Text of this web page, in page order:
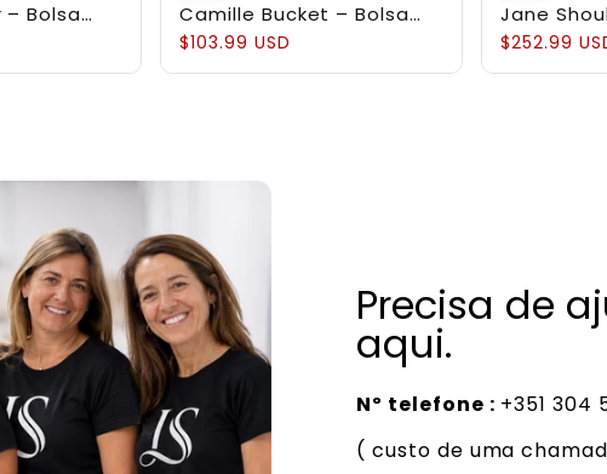
– Bolsa
Camille Bucket – Bolsa
Bucket em Couro Bovino
$103.99 USD
Jane
$252.99
Precisa de
aqui.
Nº telefone : +351 304
( custo de uma